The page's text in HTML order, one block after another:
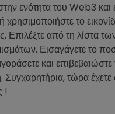
ενότητα του Web3 και
χρησιμοποιήστε το
Επιλέξτε από τη λίστα
Εισαγάγετε το
και επιβεβαιώστε
Συγχαρητήρια, τώρα έχετε
!